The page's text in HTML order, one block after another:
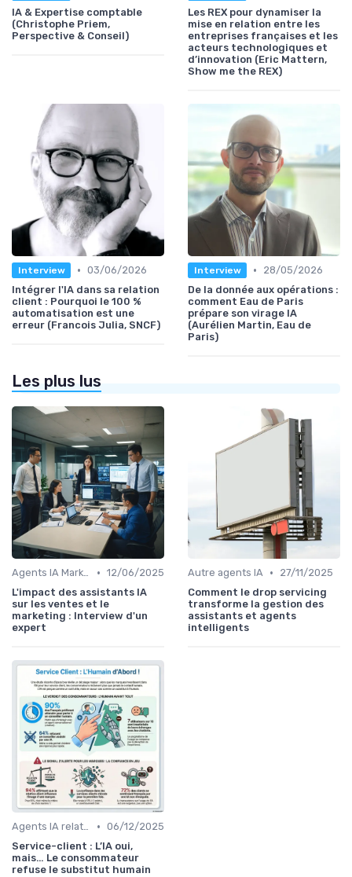
IA & Expertise comptable
(Christophe Priem,
Perspective & Conseil)
Les REX pour dynamiser la
mise en relation entre les
entreprises françaises et les
acteurs technologiques et
d’innovation (Eric Mattern,
Show me the REX)
Interview • 03/06/2026
Intégrer l'IA dans sa relation
client : Pourquoi le 100 %
automatisation est une
erreur (Francois Julia, SNCF)
Interview •
28/05/2026
De la donnée aux opérations :
comment Eau de Paris
prépare son virage IA
(Aurélien Martin, Eau de
Paris)
Les plus lus
Agents IA Marketing • 12/06/2025
L'impact des assistants IA
sur les ventes et le
marketing : Interview d'un
expert
Autre agents IA •
27/11/2025
Comment le drop servicing
transforme la gestion des
assistants et agents
intelligents
Agents IA relation client • 06/12/2025
Service-client : L’IA oui,
mais… Le consommateur
refuse le substitut humain